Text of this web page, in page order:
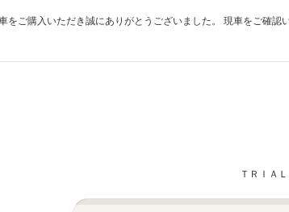
をご購入いただき誠にありがとうございました。 現車をご確
ＴＲＩＡ